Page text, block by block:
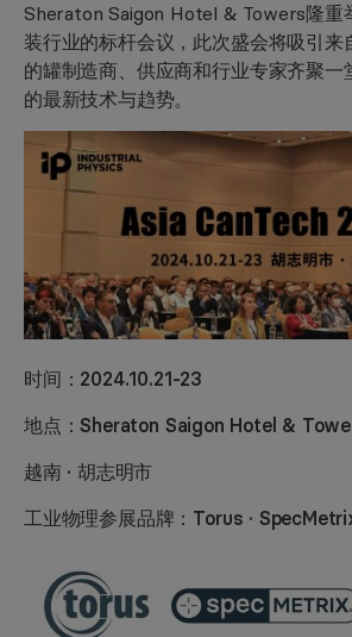
Sheraton Saigon Hotel & Towers隆重
装行业的标杆会议，此次盛会将吸引来
的罐制造商、供应商和行业专家齐聚一
的最新技术与趋势。
时间：2024.10.21-23
地点：Sheraton Saigon Hotel &
越南 · 胡志明市
工业物理参展品牌：Torus ·